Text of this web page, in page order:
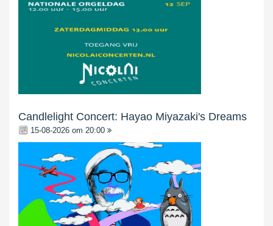
Candlelight Concert: Hayao Miyazaki's Dreams
15-08-2026 om 20:00